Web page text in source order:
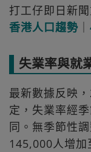
打工仔即日新聞
香港人口趨勢
失業率與就
最新數據反映
定，失業率經
同。無季節性
145,000人增